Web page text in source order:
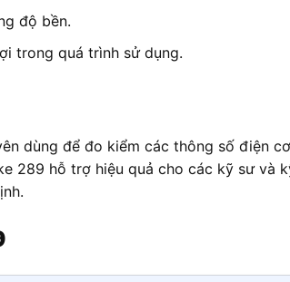
độ bền.
trong quá trình sử dụng.
dùng để đo kiểm các thông số điện
289 hỗ trợ hiệu quả cho các kỹ sư